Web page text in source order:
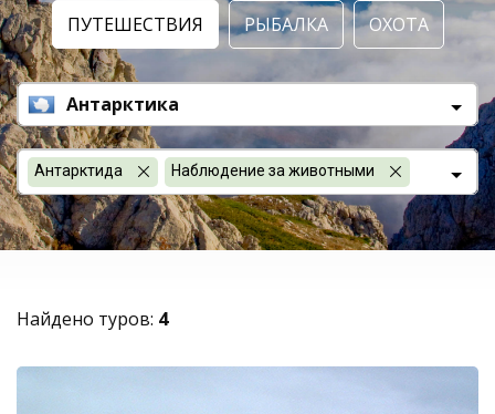
ПУТЕШЕСТВИЯ РЫБАЛКА ОХОТА
Антарктика
Антарктида Наблюдение за животными
Найдено туров: 4
7 дней
Сбросить фильтры